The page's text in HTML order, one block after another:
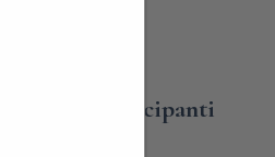
dei partecipanti